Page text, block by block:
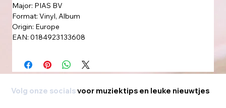
Major: PIAS BV
Format: Vinyl, Album
Origin: Europe
EAN: 0184923133608
Volg onze socialsvoor muziektips en leuke nieuwtjes